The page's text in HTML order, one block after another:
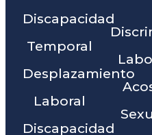
Discapacidad
Temporal
Desplazamiento
Laboral
Discapacidad